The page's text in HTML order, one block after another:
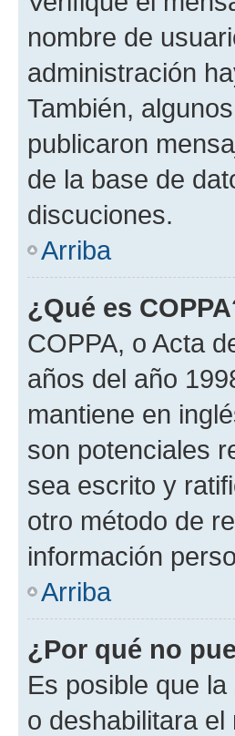
nombre de
administración
También,
publicaron
de la base de
discuciones.
Arriba
¿Qué es
COPPA, o Acta
años del año
mantiene en
son potenciales
sea escrito y
otro método de
información
Arriba
¿Por qué no
Es posible que
o deshabilitara